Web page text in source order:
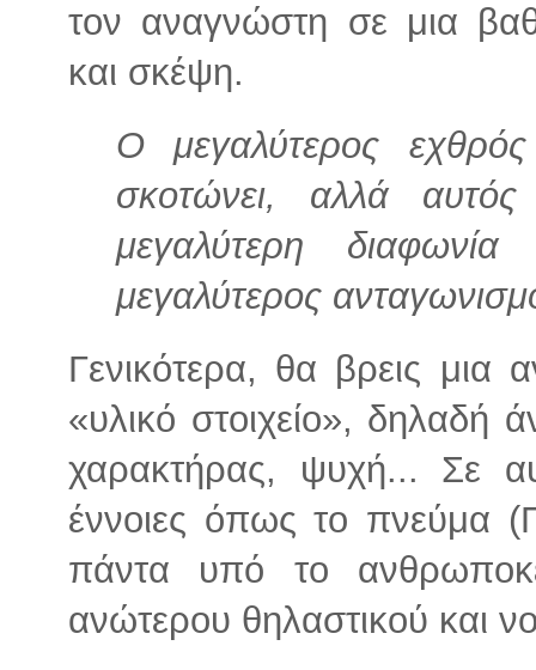
τον αναγνώστη σε μια
και σκέψη.
Ο μεγαλύτερος
σκοτώνει, αλλά
μεγαλύτερη
μεγαλύτερος
Γενικότερα, θα βρεις μια
«υλικό στοιχείο»,
χαρακτήρας, ψυχή... Σε
έννοιες όπως το πνεύμα
πάντα υπό το
ανώτερου θηλαστικού και